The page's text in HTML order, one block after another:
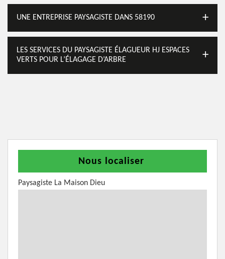
UNE ENTREPRISE PAYSAGISTE DANS 58190
LES SERVICES DU PAYSAGISTE ÉLAGUEUR HJ ESPACES
VERTS POUR L’ÉLAGAGE D’ARBRE
Nous localiser
Paysagiste La Maison Dieu